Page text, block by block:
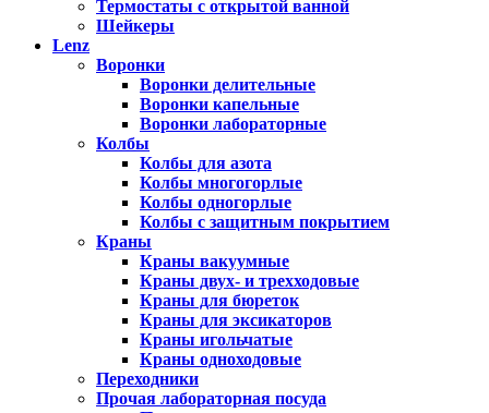
Термостаты с открытой ванной
Шейкеры
Lenz
Воронки
Воронки делительные
Воронки капельные
Воронки лабораторные
Колбы
Колбы для азота
Колбы многогорлые
Колбы одногорлые
Колбы с защитным покрытием
Краны
Краны вакуумные
Краны двух- и трехходовые
Краны для бюреток
Краны для эксикаторов
Краны игольчатые
Краны одноходовые
Переходники
Прочая лабораторная посуда